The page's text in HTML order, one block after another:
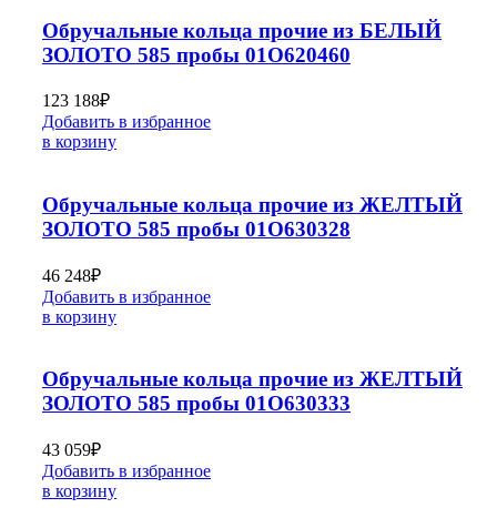
Обручальные кольца прочие из БЕЛЫЙ
ЗОЛОТО 585 пробы 01О620460
123 188₽
Добавить в избранное
в корзину
Обручальные кольца прочие из ЖЕЛТЫЙ
ЗОЛОТО 585 пробы 01О630328
46 248₽
Добавить в избранное
в корзину
Обручальные кольца прочие из ЖЕЛТЫЙ
ЗОЛОТО 585 пробы 01О630333
43 059₽
Добавить в избранное
в корзину